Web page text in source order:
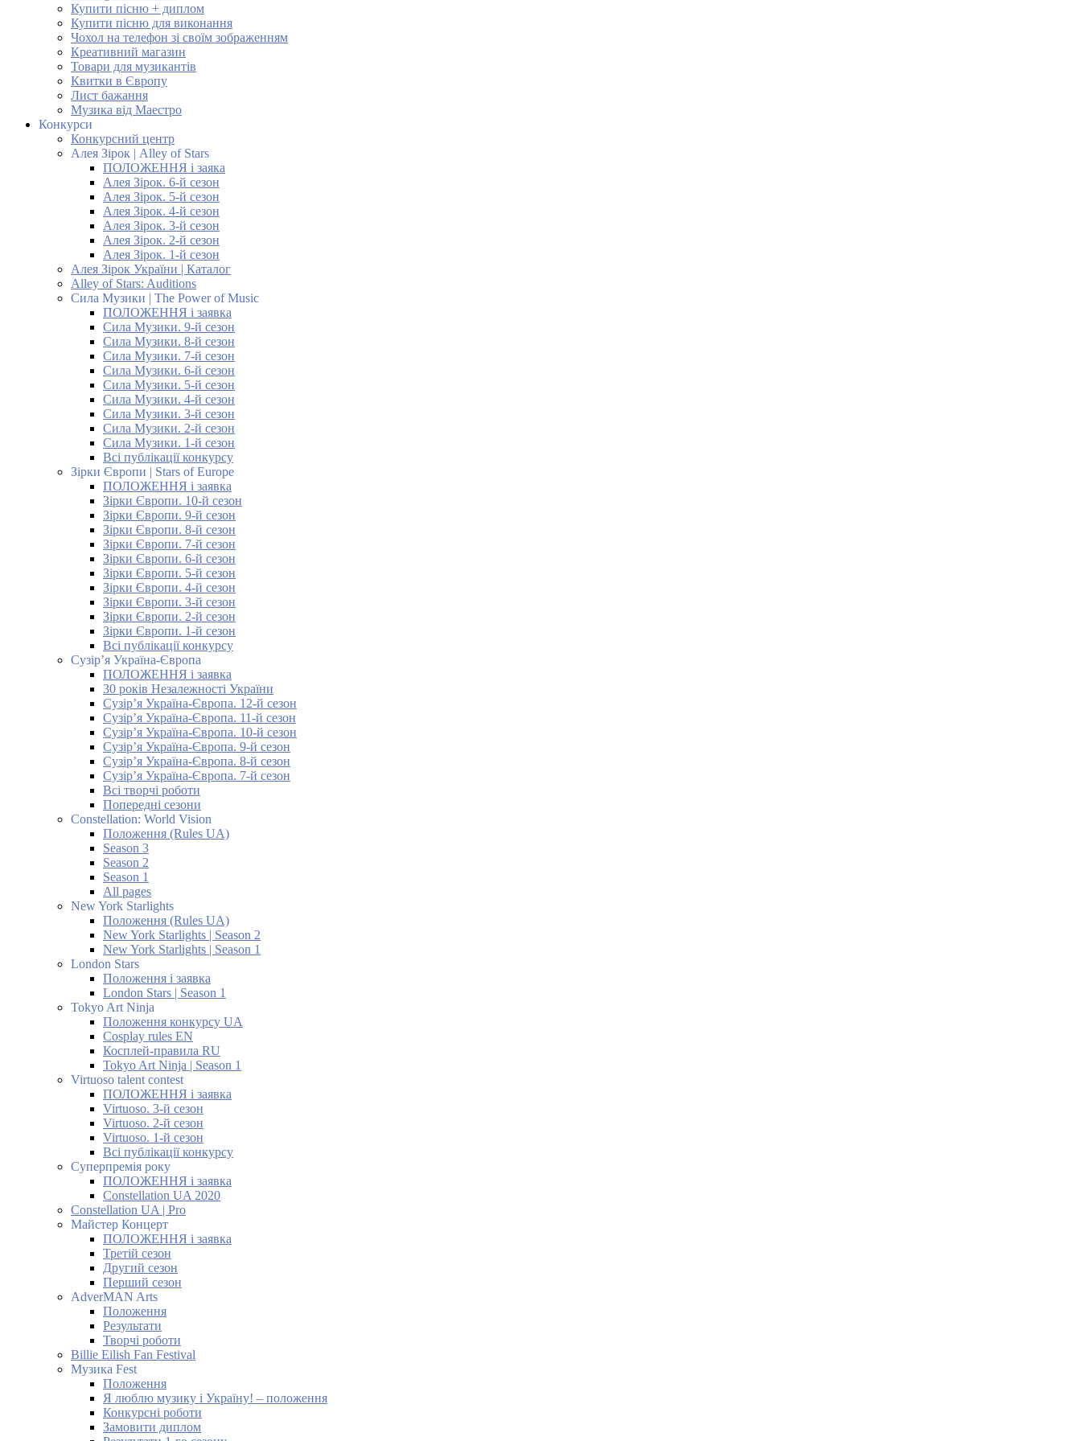
Купити пісню + диплом
Купити пісню для виконання
Чохол на телефон зі своїм зображенням
Креативний магазин
Товари для музикантів
Квитки в Європу
Лист бажання
Музика від Маестро
Конкурси
Конкурсний центр
Алея Зірок | Alley of Stars
ПОЛОЖЕННЯ і заяка
Алея Зірок. 6-й сезон
Алея Зірок. 5-й сезон
Алея Зірок. 4-й сезон
Алея Зірок. 3-й сезон
Алея Зірок. 2-й сезон
Алея Зірок. 1-й сезон
Алея Зірок України | Каталог
Alley of Stars: Auditions
Сила Музики | The Power of Music
ПОЛОЖЕННЯ і заявка
Сила Музики. 9-й сезон
Сила Музики. 8-й сезон
Сила Музики. 7-й сезон
Сила Музики. 6-й сезон
Сила Музики. 5-й сезон
Сила Музики. 4-й сезон
Сила Музики. 3-й сезон
Сила Музики. 2-й сезон
Сила Музики. 1-й сезон
Всі публікації конкурсу
Зірки Європи | Stars of Europe
ПОЛОЖЕННЯ і заявка
Зірки Європи. 10-й сезон
Зірки Європи. 9-й сезон
Зірки Європи. 8-й сезон
Зірки Європи. 7-й сезон
Зірки Європи. 6-й сезон
Зірки Європи. 5-й сезон
Зірки Європи. 4-й сезон
Зірки Європи. 3-й сезон
Зірки Європи. 2-й сезон
Зірки Європи. 1-й сезон
Всі публікації конкурсу
Сузір’я Україна-Європа
ПОЛОЖЕННЯ і заявка
30 років Незалежності України
Сузір’я Україна-Європа. 12-й сезон
Сузір’я Україна-Європа. 11-й сезон
Сузір’я Україна-Європа. 10-й сезон
Сузір’я Україна-Європа. 9-й сезон
Сузір’я Україна-Європа. 8-й сезон
Сузір’я Україна-Європа. 7-й сезон
Всі творчі роботи
Попередні сезони
Constellation: World Vision
Положення (Rules UA)
Season 3
Season 2
Season 1
All pages
New York Starlights
Положення (Rules UA)
New York Starlights | Season 2
New York Starlights | Season 1
London Stars
Положення і заявка
London Stars | Season 1
Tokyo Art Ninja
Положення конкурсу UA
Cosplay rules EN
Косплей-правила RU
Tokyo Art Ninja | Season 1
Virtuoso talent contest
ПОЛОЖЕННЯ і заявка
Virtuoso. 3-й сезон
Virtuoso. 2-й сезон
Virtuoso. 1-й сезон
Всі публікації конкурсу
Суперпремія року
ПОЛОЖЕННЯ і заявка
Constellation UA 2020
Constellation UA | Pro
Майстер Концерт
ПОЛОЖЕННЯ і заявка
Третій сезон
Другий сезон
Перший сезон
AdverMAN Arts
Положення
Результати
Творчі роботи
Billie Eilish Fan Festival
Музика Fest
Положення
Я люблю музику і Україну! – положення
Конкурсні роботи
Замовити диплом